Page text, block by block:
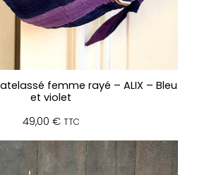
femme rayé – ALIX – Bleu
et violet
49,00 € TTC